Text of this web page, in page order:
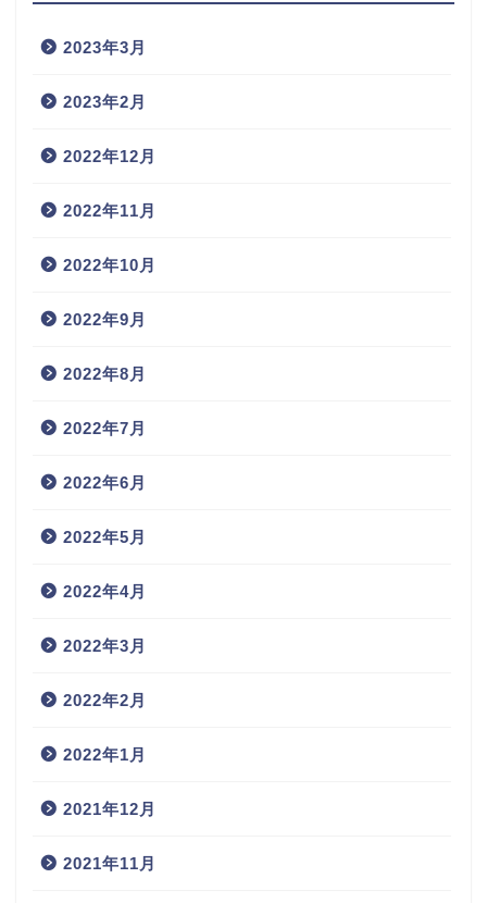
2023年3月
2023年2月
2022年12月
2022年11月
2022年10月
2022年9月
2022年8月
2022年7月
2022年6月
2022年5月
2022年4月
2022年3月
2022年2月
2022年1月
2021年12月
2021年11月